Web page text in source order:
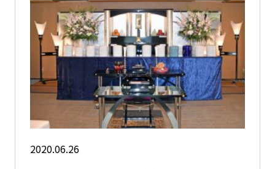
2020.06.26